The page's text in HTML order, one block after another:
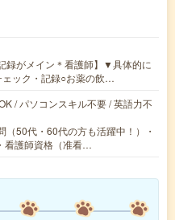
録がメイン＊看護師】▼具体的に
ック・記録○お薬の飲…
/ パソコンスキル不要 / 英語力不
50代・60代の方も活躍中！）・
看護師資格（准看…